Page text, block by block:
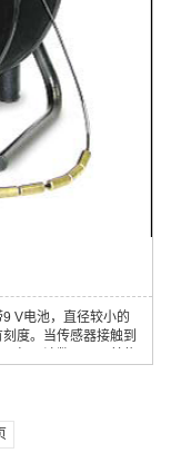
V电池，直径较小的
度。当传感器接触到